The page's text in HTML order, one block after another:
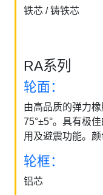
铁芯 / 铸铁芯
RA系列
轮面：
由高品质的弹力
75°±5°。具有极
用及避震功能。颜
轮框：
铝芯